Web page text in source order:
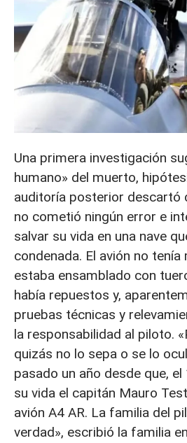
Una primera investigación
humano» del muerto,
auditoría posterior descartó
no cometió ningún error e
salvar su vida en una nave
condenada. El avión no
estaba ensamblado con
había repuestos y,
pruebas técnicas y
la responsabilidad al piloto.
quizás no lo sepa o se lo
pasado un año desde que,
su vida el capitán Mauro
avión A4 AR. La familia del
verdad», escribió la familia